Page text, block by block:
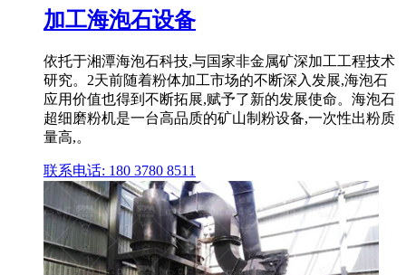
加工海泡石设备
依托于湘潭海泡石科技,与国家非金属矿深加工工程技术
研究。2天前随着粉体加工市场的不断深入发展,海泡石
应用价值也得到不断拓展,赋予了新的发展使命。海泡石
超细磨粉机是一台高品质的矿山制粉设备,一次性出粉质
量高,。
联系电话: 180 3780 8511